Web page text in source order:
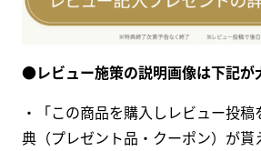
●レビュー施策の説明画像は下記が
・「この商品を購入しレビュー投
典（プレゼント品・クーポン）が貰